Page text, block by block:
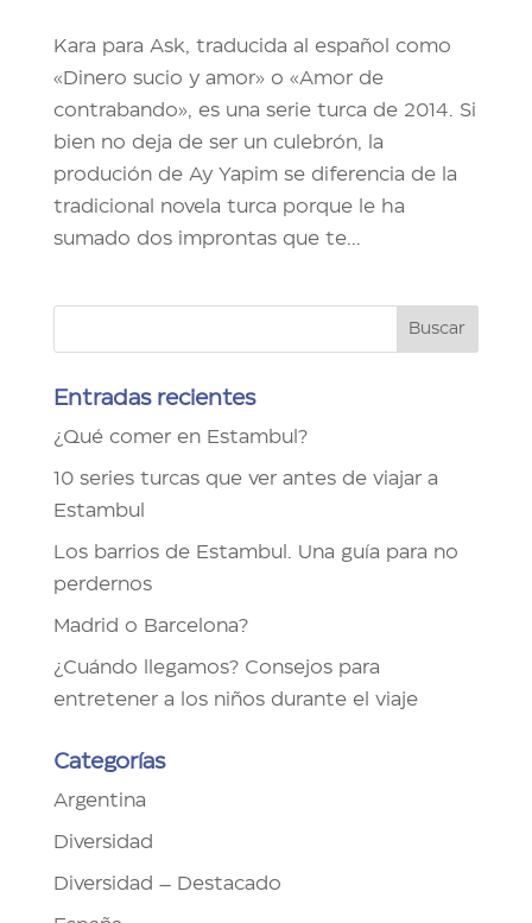
Kara para Ask, traducida al español como
«Dinero sucio y amor» o «Amor de
contrabando», es una serie turca de 2014. Si
bien no deja de ser un culebrón, la
produción de Ay Yapim se diferencia de la
tradicional novela turca porque le ha
sumado dos improntas que te...
Entradas recientes
¿Qué comer en Estambul?
10 series turcas que ver antes de viajar a
Estambul
Los barrios de Estambul. Una guía para no
perdernos
Madrid o Barcelona?
¿Cuándo llegamos? Consejos para
entretener a los niños durante el viaje
Categorías
Argentina
Diversidad
Diversidad – Destacado